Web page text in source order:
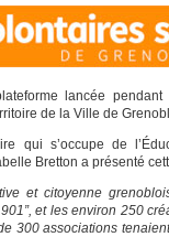
lancée
de la Ville de
qui s’occupe de
Bretton a présenté
et citoyenne
et les environ 250
300 associations